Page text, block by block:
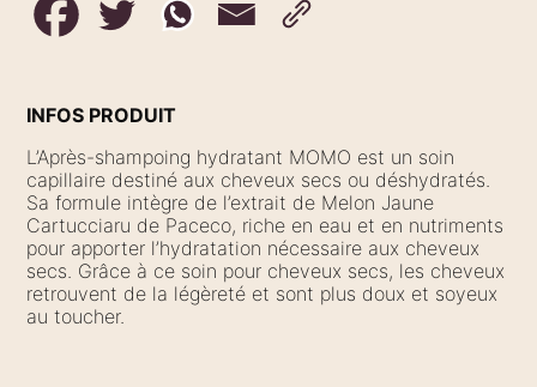
INFOS PRODUIT
L’Après-shampoing hydratant MOMO est un soin
capillaire destiné aux cheveux secs ou déshydratés.
Sa formule intègre de l’extrait de Melon Jaune
Cartucciaru de Paceco, riche en eau et en nutriments
pour apporter l’hydratation nécessaire aux cheveux
secs. Grâce à ce soin pour cheveux secs, les cheveux
retrouvent de la légèreté et sont plus doux et soyeux
au toucher.